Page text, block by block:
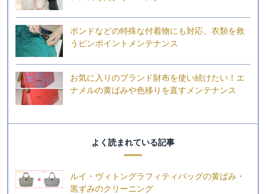
ボンドなどの特殊な付着物にも対応。衣類を救
うピンポイントメンテナンス
お気に入りのブランド財布を使い続けたい！エ
ナメルの黄ばみや色移りを直すメンテナンス
よく読まれている記事
ルイ・ヴィトングラフィティバッグの黄ばみ・
黒ずみのクリーニング